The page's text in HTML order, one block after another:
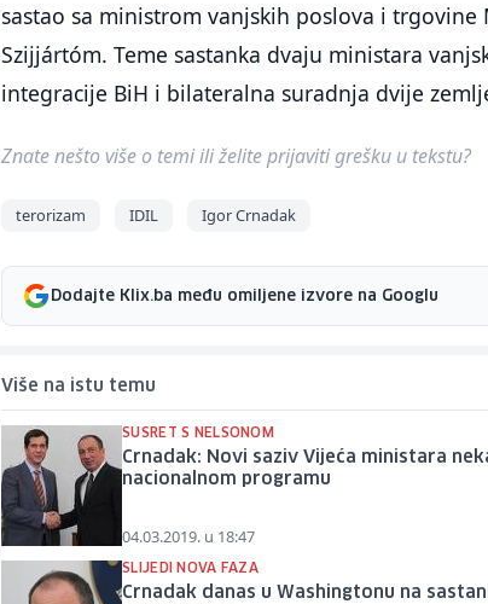
sastao sa ministrom vanjskih poslova i trgovine
Szijjártóm. Teme sastanka dvaju ministara
integracije BiH i bilateralna suradnja dvije
Znate nešto više o temi ili želite prijaviti grešku u tekstu?
terorizam IDIL Igor Crnadak
Dodajte Klix.ba među omiljene izvore na Googlu
Više na istu temu
SUSRET S NELSONOM
Crnadak: Novi saziv Vijeća ministara
nacionalnom programu
04.03.2019. u 18:47
SLIJEDI NOVA FAZA
Crnadak danas u Washingtonu na